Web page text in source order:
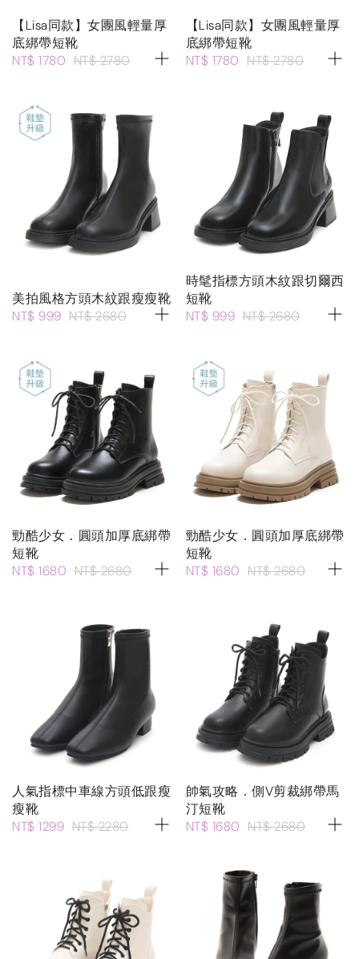
【Lisa同款】女團風輕量厚
底綁帶短靴
NT$ 1780 NT$ 2780
【Lisa同款】女團風輕量厚
底綁帶短靴
NT$ 1780 NT$ 2780
美拍風格方頭木紋跟瘦瘦靴
NT$ 999 NT$ 2680
時髦指標方頭木紋跟切爾西
短靴
NT$ 999 NT$ 2680
勁酷少女．圓頭加厚底綁帶
短靴
NT$ 1680 NT$ 2680
勁酷少女．圓頭加厚底綁帶
短靴
NT$ 1680 NT$ 2680
人氣指標中車線方頭低跟瘦
瘦靴
NT$ 1299 NT$ 2280
帥氣攻略．側V剪裁綁帶馬
汀短靴
NT$ 1680 NT$ 2680